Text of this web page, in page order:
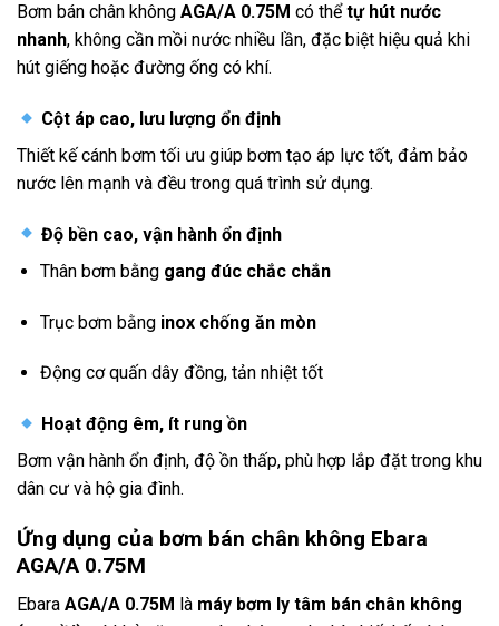
Bơm bán chân không AGA/A 0.75M có thểtự hút nước
nhanh, không cần mồi nước nhiều lần, đặc biệt hiệu quả khi
hút giếng hoặc đường ống có khí.
Cột áp cao, lưu lượng ổn định
Thiết kế cánh bơm tối ưu giúp bơm tạo áp lực tốt, đảm bảo
nước lên mạnh và đều trong quá trình sử dụng.
Độ bền cao, vận hành ổn định
Thân bơm bằng gang đúc chắc chắn
Trục bơm bằng inox chống ăn mòn
Động cơ quấn dây đồng, tản nhiệt tốt
Hoạt động êm, ít rung ồn
Bơm vận hành ổn định, độ ồn thấp, phù hợp lắp đặt trong khu
dân cư và hộ gia đình.
Ứng dụng của bơm bán chân không Ebara
AGA/A 0.75M
Ebara AGA/A 0.75M là máy bơm ly tâm bán chân không